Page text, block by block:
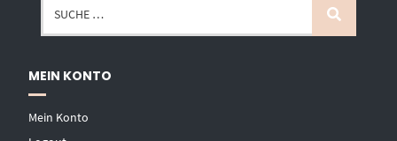
MEIN KONTO
Mein Konto